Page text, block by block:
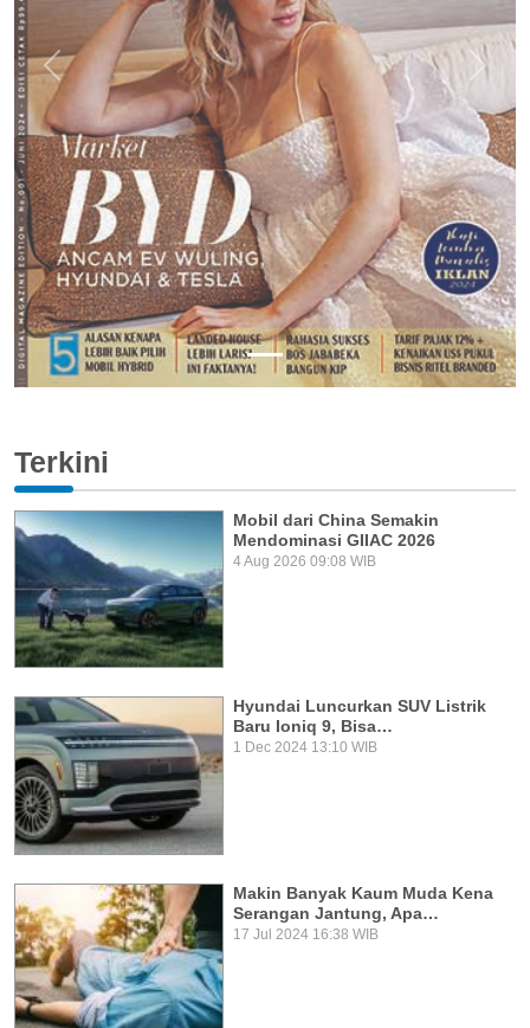
Previous Next
Terkini
Mobil dari China Semakin
Mendominasi GIIAC 2026
4 Aug 2026 09:08 WIB
Hyundai Luncurkan SUV Listrik
Baru Ioniq 9, Bisa…
1 Dec 2024 13:10 WIB
Makin Banyak Kaum Muda Kena
Serangan Jantung, Apa…
17 Jul 2024 16:38 WIB